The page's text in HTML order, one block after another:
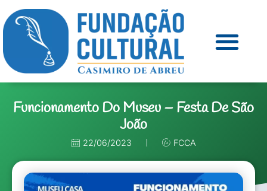
Funcionamento Do Museu – Festa De São
João
22/06/2023 FCCA